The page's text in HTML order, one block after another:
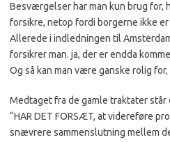
Besværgelser har man kun brug for,
forsikre, netop fordi borgerne ikke er
Allerede i indledningen til
forsikrer man. ja, der er endda
Og så kan man være ganske rolig
Medtaget fra de gamle traktater
“HAR DET FORSÆT, at videreføre
snævrere sammenslutning mellem